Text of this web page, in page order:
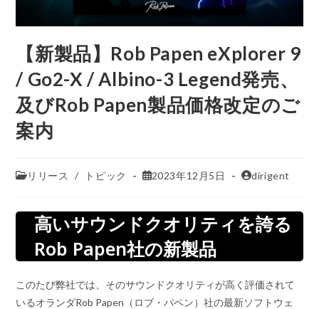
【新製品】Rob Papen eXplorer 9
/ Go2-X / Albino-3 Legend発売、
及びRob Papen製品価格改定のご
案内
リリース / トピック 2023年12月5日 dirigent
高いサウンドクオリティを誇る
Rob Papen社の新製品
このたび弊社では、そのサウンドクオリティが高く評価されて
いるオランダRob Papen（ロブ・パペン）社の最新ソフトウェ